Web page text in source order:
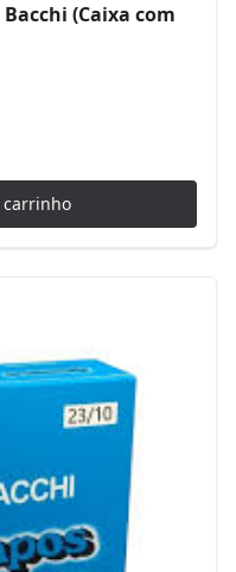
(Caixa com
carrinho